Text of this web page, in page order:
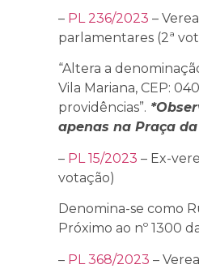
– PL 236/2023 –
parlamentares (2ª
“Altera a
Vila Mariana, CEP:
providências”.
apenas na Praça
– PL 15/2023 – Ex-
votação)
Denomina-se como
Próximo ao nº 1300
– PL 368/2023 –